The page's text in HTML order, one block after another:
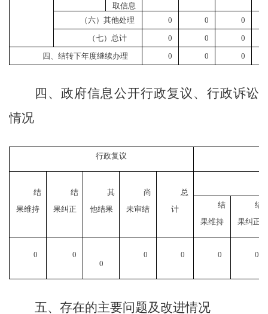
取信息
（六）其他处理 0 0
0
（七）总计
0 0
0
四、结转下年度继续办理
0 0 0
四、政府信息公开行政复议、行政诉讼
情况
行政复议
结
果维持
结
果纠正
其
他结果
尚
未审结
总
计
结
果维持
结
果纠正
0
0
0
0 0 0 0
五、存在的主要问题及改进情况